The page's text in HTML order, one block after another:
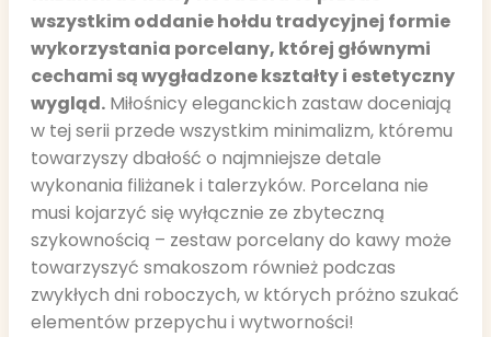
wszystkim oddanie hołdu tradycyjnej formie
wykorzystania porcelany, której głównymi
cechami są wygładzone kształty i estetyczny
wygląd. Miłośnicy eleganckich zastaw doceniają
w tej serii przede wszystkim minimalizm, któremu
towarzyszy dbałość o najmniejsze detale
wykonania filiżanek i talerzyków. Porcelana nie
musi kojarzyć się wyłącznie ze zbyteczną
szykownością – zestaw porcelany do kawy może
towarzyszyć smakoszom również podczas
zwykłych dni roboczych, w których próżno szukać
elementów przepychu i wytworności!